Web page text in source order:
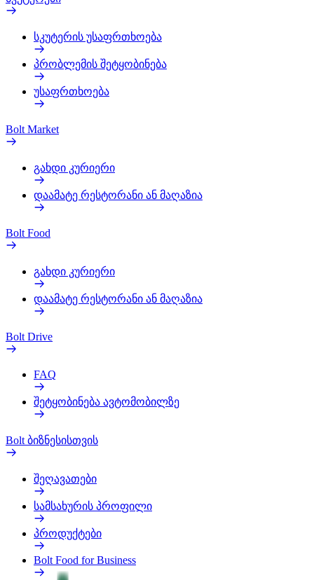
სკუტერის უსაფრთხოება
პრობლემის შეტყობინება
უსაფრთხოება
Bolt Market
გახდი კურიერი
დაამატე რესტორანი ან მაღაზია
Bolt Food
გახდი კურიერი
დაამატე რესტორანი ან მაღაზია
Bolt Drive
FAQ
შეტყობინება ავტომობილზე
Bolt ბიზნესისთვის
შეღავათები
სამსახურის პროფილი
პროდუქტები
Bolt Food for Business